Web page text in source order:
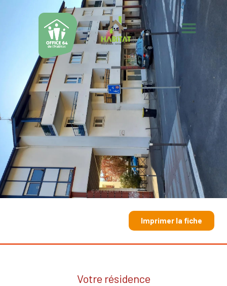
Imprimer la fiche
Votre résidence